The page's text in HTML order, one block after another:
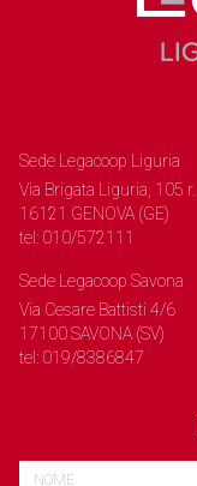
Sede Legacoop Liguria
Via Brigata Liguria, 105 r.
16121 GENOVA (GE)
tel: 010/572111
Sede Legacoop Savona
Via Cesare Battisti 4/6
17100 SAVONA (SV)
tel: 019/8386847